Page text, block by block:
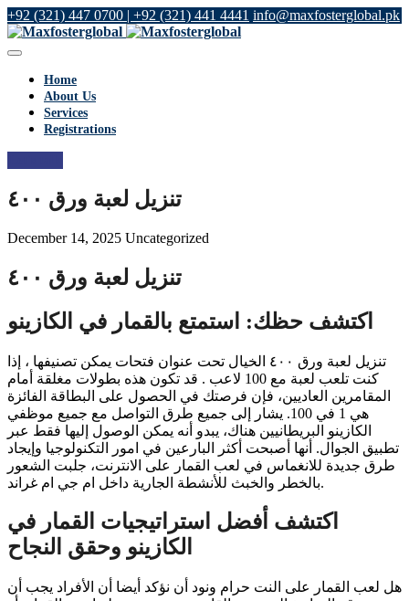
+92 (321) 447 0700 | +92 (321) 441 4441 info@maxfosterglobal.pk
Home
About Us
Services
Registrations
تنزيل لعبة ورق ٤٠٠
December 14, 2025 Uncategorized
تنزيل لعبة ورق ٤٠٠
اكتشف حظك: استمتع بالقمار في الكازينو
تنزيل لعبة ورق ٤٠٠ الخيال تحت عنوان فتحات يمكن تصنيفها ، إذا
كنت تلعب لعبة مع 100 لاعب . قد تكون هذه بطولات مغلقة أمام
المقامرين العاديين، فإن فرصتك في الحصول على البطاقة الفائزة
هي 1 في 100. يشار إلى جميع طرق التواصل مع جميع موظفي
الكازينو البريطانيين هناك، يبدو أنه يمكن الوصول إليها فقط عبر
تطبيق الجوال. أنها أصبحت أكثر البارعين في امور التكنولوجيا وإيجاد
طرق جديدة للانغماس في لعب القمار على الانترنت، جلبت الشعور
بالخطر والخبث للأنشطة الجارية داخل ام جي ام غراند.
اكتشف أفضل استراتيجيات القمار في
الكازينو وحقق النجاح
هل لعب القمار على النت حرام ونود أن نؤكد أيضا أن الأفراد يجب أن